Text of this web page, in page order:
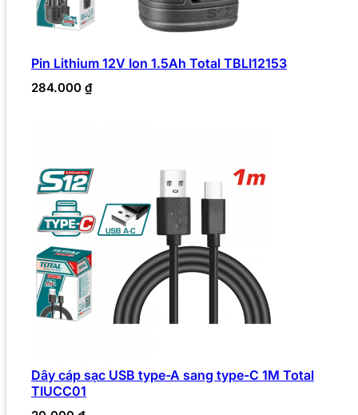
Pin Lithium 12V Ion 1.5Ah Total TBLI12153
284.000 ₫
Dây cáp sạc USB type-A sang type-C 1M Total
TIUCC01